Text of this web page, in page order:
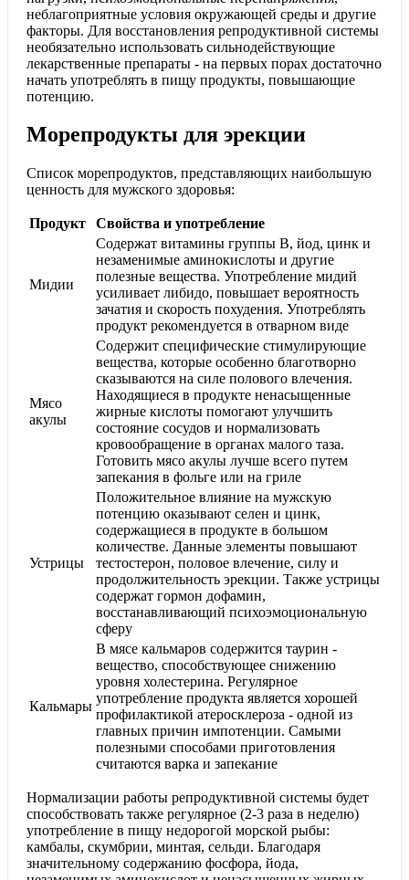
неблагоприятные условия окружающей среды и другие
факторы. Для восстановления репродуктивной системы
необязательно использовать сильнодействующие
лекарственные препараты - на первых порах достаточно
начать употреблять в пищу продукты, повышающие
потенцию.
Морепродукты для эрекции
Список морепродуктов, представляющих наибольшую
ценность для мужского здоровья:
Продукт Свойства и употребление
Мидии
Содержат витамины группы В, йод, цинк и
незаменимые аминокислоты и другие
полезные вещества. Употребление мидий
усиливает либидо, повышает вероятность
зачатия и скорость похудения. Употреблять
продукт рекомендуется в отварном виде
Мясо
акулы
Содержит специфические стимулирующие
вещества, которые особенно благотворно
сказываются на силе полового влечения.
Находящиеся в продукте ненасыщенные
жирные кислоты помогают улучшить
состояние сосудов и нормализовать
кровообращение в органах малого таза.
Готовить мясо акулы лучше всего путем
запекания в фольге или на гриле
Устрицы
Положительное влияние на мужскую
потенцию оказывают селен и цинк,
содержащиеся в продукте в большом
количестве. Данные элементы повышают
тестостерон, половое влечение, силу и
продолжительность эрекции. Также устрицы
содержат гормон дофамин,
восстанавливающий психоэмоциональную
сферу
Кальмары
В мясе кальмаров содержится таурин -
вещество, способствующее снижению
уровня холестерина. Регулярное
употребление продукта является хорошей
профилактикой атеросклероза - одной из
главных причин импотенции. Самыми
полезными способами приготовления
считаются варка и запекание
Нормализации работы репродуктивной системы будет
способствовать также регулярное (2-3 раза в неделю)
употребление в пищу недорогой морской рыбы:
камбалы, скумбрии, минтая, сельди. Благодаря
значительному содержанию фосфора, йода,